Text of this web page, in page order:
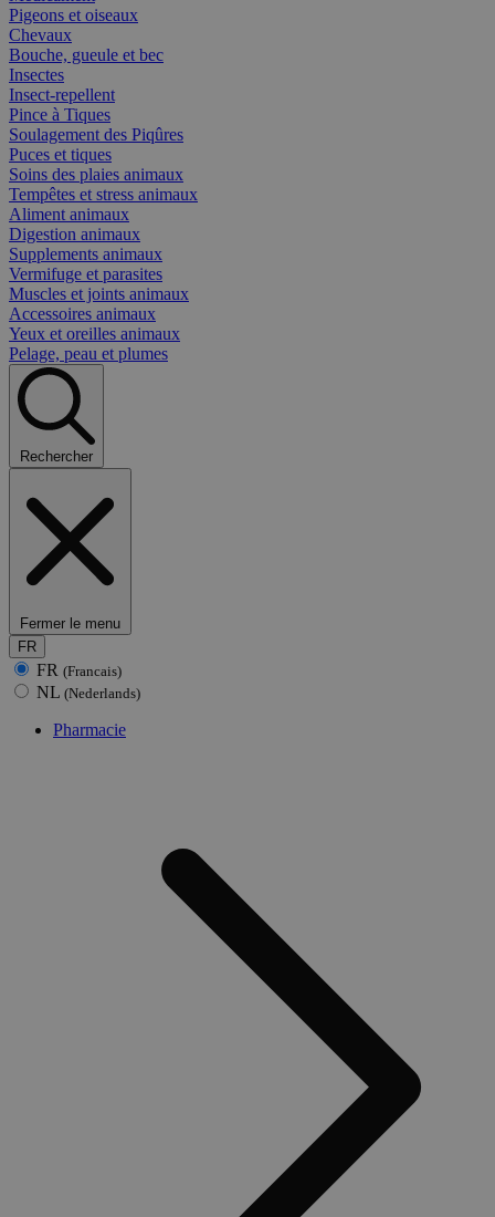
Pigeons et oiseaux
Chevaux
Bouche, gueule et bec
Insectes
Insect-repellent
Pince à Tiques
Soulagement des Piqûres
Puces et tiques
Soins des plaies animaux
Tempêtes et stress animaux
Aliment animaux
Digestion animaux
Supplements animaux
Vermifuge et parasites
Muscles et joints animaux
Accessoires animaux
Yeux et oreilles animaux
Pelage, peau et plumes
Rechercher
Fermer le menu
FR
FR (Francais)
NL (Nederlands)
Pharmacie